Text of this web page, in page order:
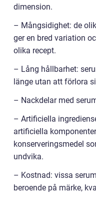
dimension.
– Mångsidighet: de
ger en bred variation
olika recept.
– Lång hållbarhet:
länge utan att förlora
– Nackdelar med
– Artificiella
artificiella
konserveringsmedel
undvika.
– Kostnad: vissa
beroende på märke,